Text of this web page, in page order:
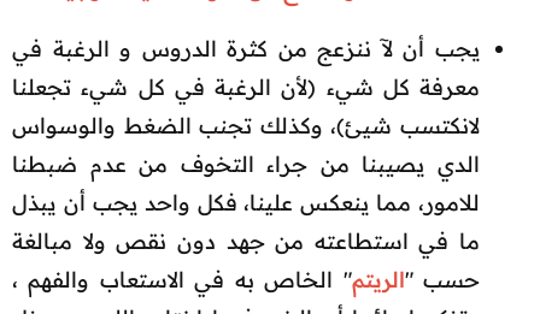
يجب أن لآ ننزعج من كثرة الدروس و الرغبة في
معرفة كل شيء (لأن الرغبة في كل شيء تجعلنا
لانكتسب شيئ)، وكذلك تجنب الضغط والوسواس
الدي يصيبنا من جراء التخوف من عدم ضبطنا
للامور، مما ينعكس علينا، فكل واحد يجب أن يبذل
ما في استطاعته من جهد دون نقص ولا مبالغة
حسب "الريتم" الخاص به في الاستعاب والفهم ،